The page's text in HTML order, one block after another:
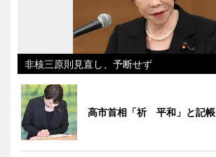
非核三原則見直し、予断せず
高市首相「祈 平和」と記帳